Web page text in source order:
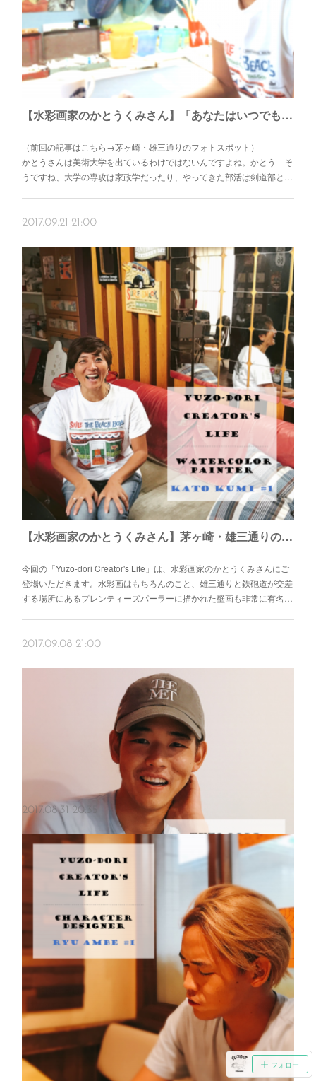
【水彩画家のかとうくみさん】「あなたはいつでも自分の都合ね」
（前回の記事はこちら→茅ヶ崎・雄三通りのフォトスポット）―――
かとうさんは美術大学を出ているわけではないんですよね。かとう そ
うですね、大学の専攻は家政学だったり、やってきた部活は剣道部と…
2017.09.21 21:00
【水彩画家のかとうくみさん】茅ヶ崎・雄三通りのフォトスポット
今回の「Yuzo-dori Creator's Life」は、水彩画家のかとうくみさんにご
登場いただきます。水彩画はもちろんのこと、雄三通りと鉄砲道が交差
する場所にあるプレンティーズパーラーに描かれた壁画も非常に有名…
2017.09.08 21:00
【キャラクターデザイナーのRYU AMBEさん】「今」だけを見て生きてきた
（前回の記事はこちら→「30歳までは何をしていても良い。好きなこと
を見つけて、インプットをたくさんしろ」）――― いつ頃から絵で食
べていくことを決意したのですか？RYU 23歳頃にワーキングホリ…
2017.08.31 20:35
フォロー